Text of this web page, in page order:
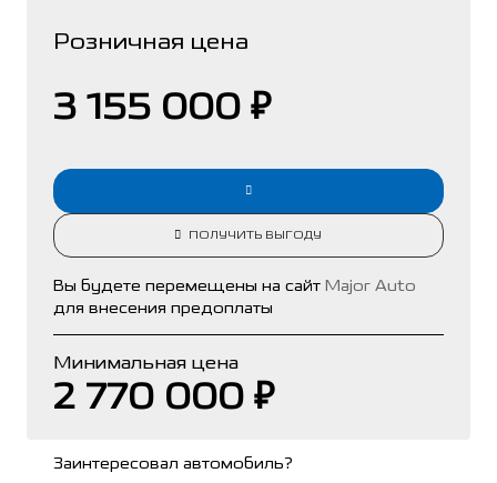
Розничная цена
3 155 000 ₽
ПОЛУЧИТЬ ВЫГОДУ
Вы будете перемещены на сайт Major Auto
для внесения предоплаты
Минимальная цена
2 770 000 ₽
Заинтересовал автомобиль?